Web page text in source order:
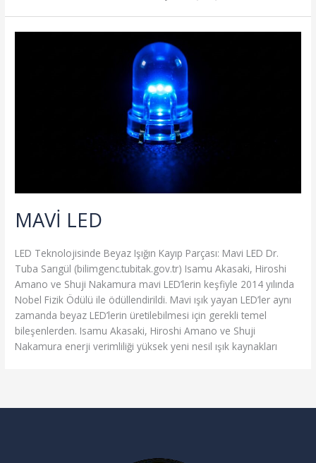
MAVİ LED
LED Teknolojisinde Beyaz Işığın Kayıp Parçası: Mavi LED Dr.
Tuba Sarıgül (bilimgenc.tubitak.gov.tr) Isamu Akasaki, Hiroshi
Amano ve Shuji Nakamura mavi LED’lerin keşfiyle 2014 yılında
Nobel Fizik Ödülü ile ödüllendirildi. Mavi ışık yayan LED’ler aynı
zamanda beyaz LED’lerin üretilebilmesi için gerekli temel
bileşenlerden. Isamu Akasaki, Hiroshi Amano ve Shuji
Nakamura enerji verimliliği yüksek yeni nesil ışık kaynakları